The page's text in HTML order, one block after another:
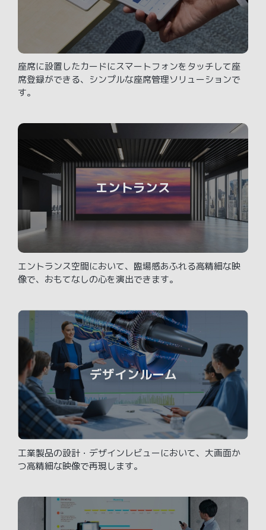
座席に設置したカードにスマートフォンをタッチして座
席登録ができる、シンプルな座席管理ソリューションで
す。
エントランス
エントランス空間において、臨場感あふれる高精細な映
像で、おもてなしの心を演出できます。
デザインルーム
工業製品の設計・デザインレビューにおいて、大画面か
つ高精細な映像で再現します。